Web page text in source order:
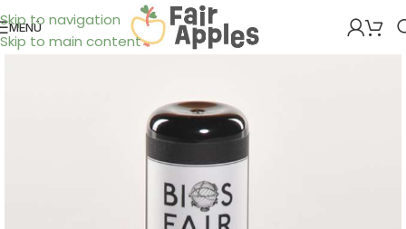
Skip to navigation
Skip to main content
MENÜ